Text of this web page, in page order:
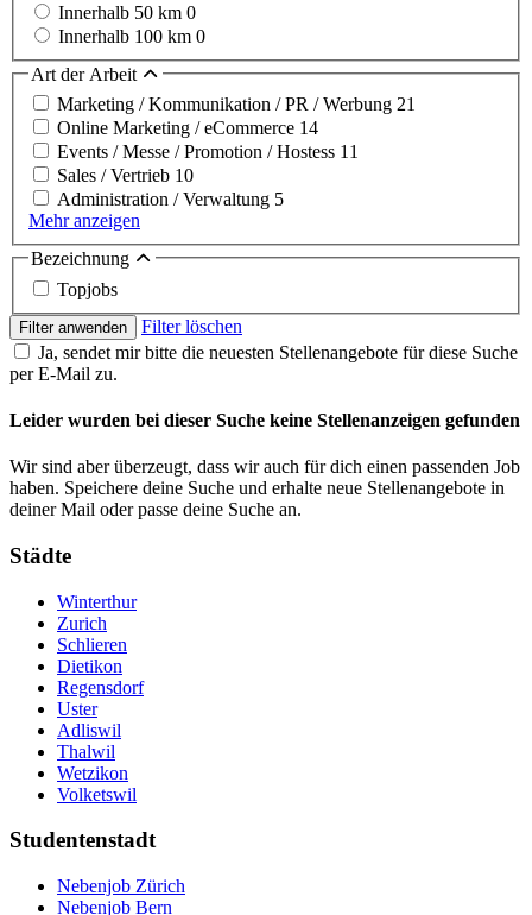
Innerhalb 50 km 0
Innerhalb 100 km 0
Art der Arbeit
Marketing / Kommunikation / PR / Werbung 21
Online Marketing / eCommerce 14
Events / Messe / Promotion / Hostess 11
Sales / Vertrieb 10
Administration / Verwaltung 5
Mehr anzeigen
Bezeichnung
Topjobs
Filter anwenden
Filter löschen
Ja, sendet mir bitte die neuesten Stellenangebote für diese Suche
per E-Mail zu.
Leider wurden bei dieser Suche keine Stellenanzeigen gefunden
Wir sind aber überzeugt, dass wir auch für dich einen passenden Job
haben. Speichere deine Suche und erhalte neue Stellenangebote in
deiner Mail oder passe deine Suche an.
Städte
Winterthur
Zurich
Schlieren
Dietikon
Regensdorf
Uster
Adliswil
Thalwil
Wetzikon
Volketswil
Studentenstadt
Nebenjob Zürich
Nebenjob Bern